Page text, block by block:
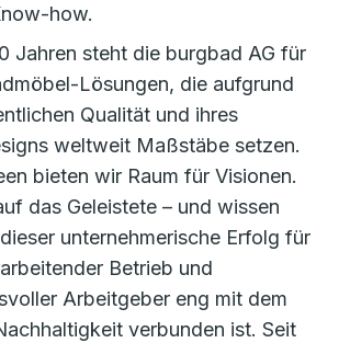
how.
Jahren steht die burgbad AG für
Lösungen, die aufgrund
Qualität und ihres
weltweit Maßstäbe setzen.
bieten wir Raum für Visionen.
das Geleistete – und wissen
unternehmerische Erfolg für
Betrieb und
Arbeitgeber eng mit dem
verbunden ist. Seit